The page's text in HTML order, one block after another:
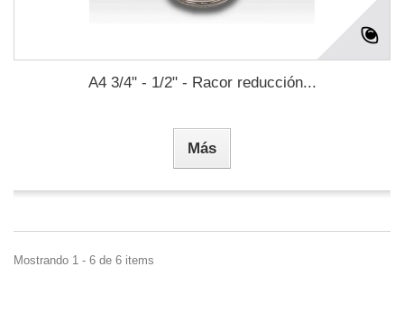
A4 3/4" - 1/2" - Racor reducción...
Más
Mostrando 1 - 6 de 6 items